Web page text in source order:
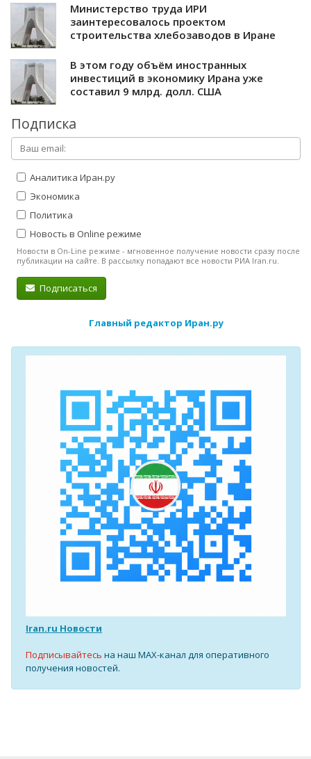
Министерство труда ИРИ
заинтересовалось проектом
строительства хлебозаводов в Иране
В этом году объём иностранных
инвестиций в экономику Ирана уже
составил 9 млрд. долл. США
Подписка
Аналитика Иран.ру
Экономика
Политика
Новость в Online режиме
Новости в On-Line режиме - мгновенное получение новости сразу после
публикации на сайте. В рассылку попадают все новости РИА Iran.ru.
Подписаться
Главный редактор Иран.ру
Iran.ru Новости
Подписывайтесь на наш MAX-канал для оперативного
получения новостей.